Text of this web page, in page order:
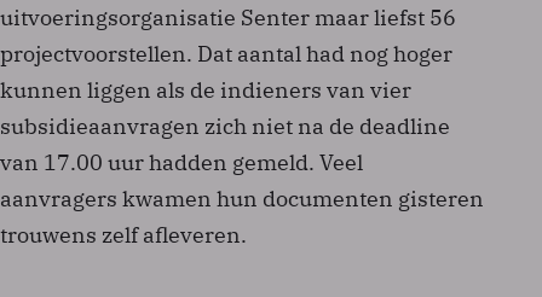
uitvoeringsorganisatie Senter maar liefst 56
projectvoorstellen. Dat aantal had nog hoger
kunnen liggen als de indieners van vier
subsidieaanvragen zich niet na de deadline
van 17.00 uur hadden gemeld. Veel
aanvragers kwamen hun documenten gisteren
trouwens zelf afleveren.